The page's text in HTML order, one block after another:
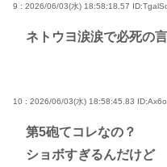
9 : 2026/06/03(水) 18:58:18.57
ネトウヨ涙涙で必死の
10 : 2026/06/03(水) 18:58:45.83
第5砲てコレなの？
ショボすぎるんだけど